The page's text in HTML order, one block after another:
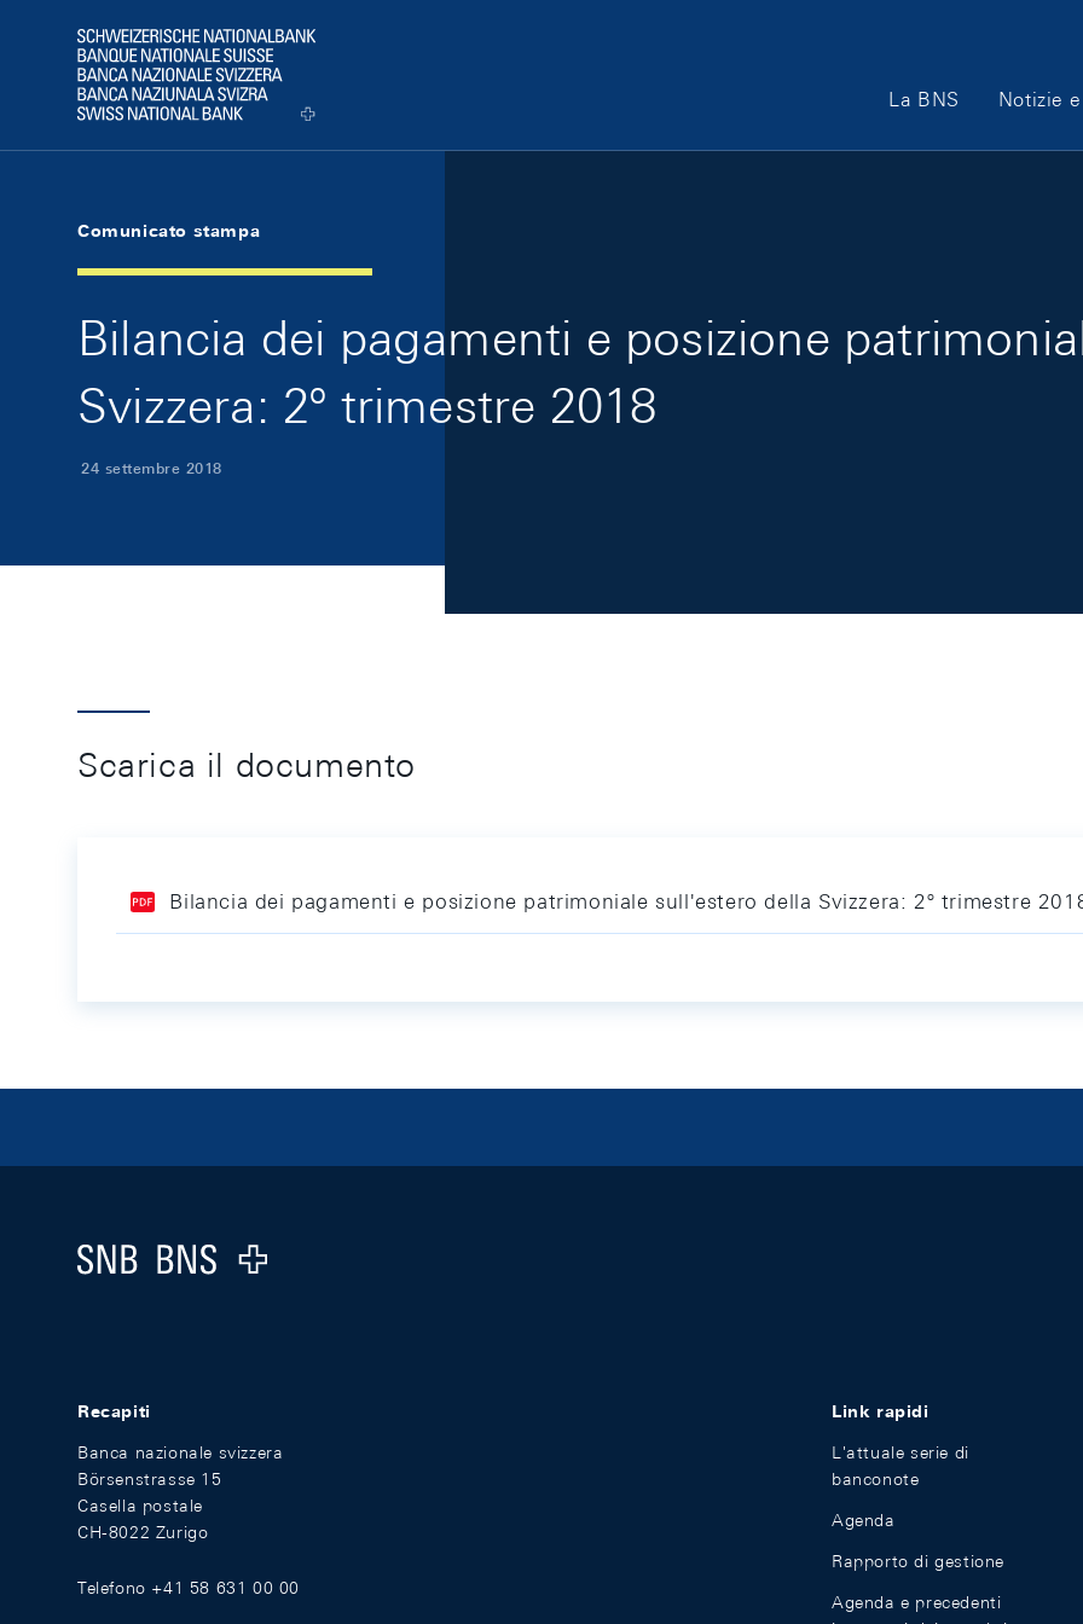
Logo
Main Navigation
La BNS Notizie
Comunicato stampa
Bilancia dei pagamenti e posizione
Svizzera: 2º trimestre 2018
24 settembre 2018
Scarica il documento
Bilancia dei pagamenti e posizione patrimoniale sull'estero della Svizzera: 2º trimestre
Logo
Recapiti
Banca nazionale svizzera
Börsenstrasse 15
Casella postale
CH-8022 Zurigo
Telefono +41 58 631 00 00
Link rapidi
L'attuale serie di
banconote
Agenda
Rapporto di gestione
Agenda e precedenti